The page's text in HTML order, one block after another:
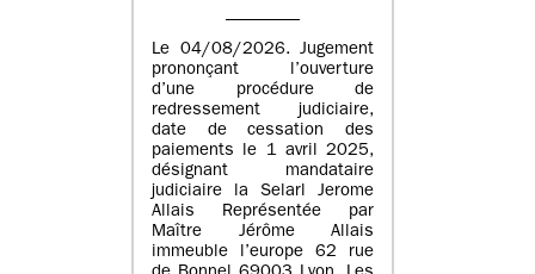
Le 04/08/2026. Jugement
prononçant l’ouverture
d’une procédure de
redressement judiciaire,
date de cessation des
paiements le 1 avril 2025,
désignant mandataire
judiciaire la Selarl Jerome
Allais Représentée par
Maître Jérôme Allais
immeuble l’europe 62 rue